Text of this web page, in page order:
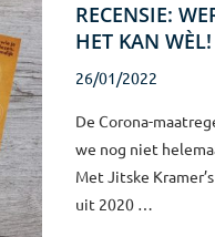
RECENSIE:
HET KAN WÈL!
26/01/2022
De Corona-
we nog niet
Met Jitske
uit 2020 …